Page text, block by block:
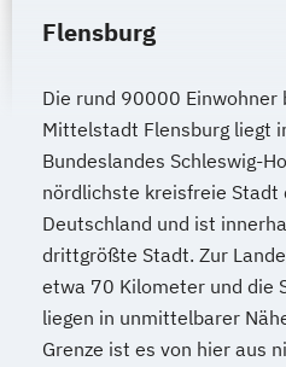
Flensburg
Die rund 90000 Einwohner
Mittelstadt Flensburg liegt
Bundeslandes Schleswig-
nördlichste kreisfreie Stadt
Deutschland und ist
drittgrößte Stadt. Zur
etwa 70 Kilometer und die
liegen in unmittelbarer
Grenze ist es von hier aus